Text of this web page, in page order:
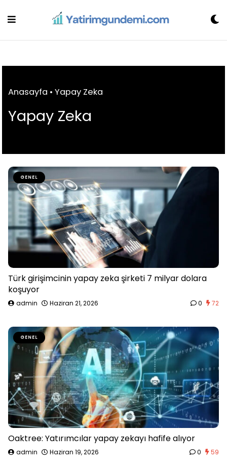
Anasayfa • Yapay Zeka
Yapay Zeka
GENEL
Türk girişimcinin yapay zeka şirketi 7 milyar dolara
koşuyor
admin Haziran 21, 2026 0 72
GENEL
Oaktree: Yatırımcılar yapay zekayı hafife alıyor
admin Haziran 19, 2026 0 59